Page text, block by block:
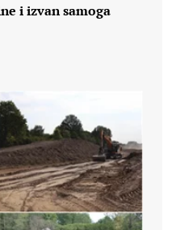
i izvan samoga